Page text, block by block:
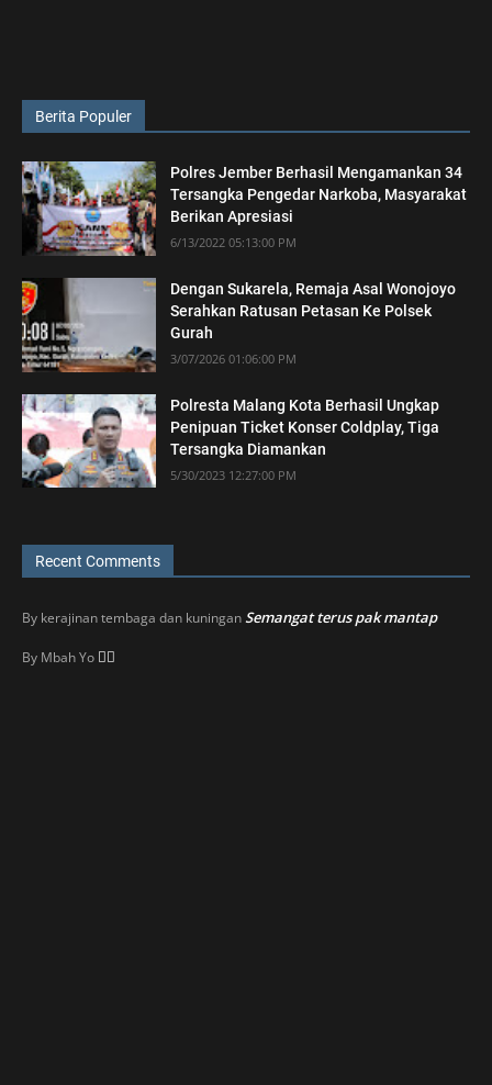
Berita Populer
Polres Jember Berhasil Mengamankan 34
Tersangka Pengedar Narkoba, Masyarakat
Berikan Apresiasi
6/13/2022 05:13:00 PM
Dengan Sukarela, Remaja Asal Wonojoyo
Serahkan Ratusan Petasan Ke Polsek
Gurah
3/07/2026 01:06:00 PM
Polresta Malang Kota Berhasil Ungkap
Penipuan Ticket Konser Coldplay, Tiga
Tersangka Diamankan
5/30/2023 12:27:00 PM
Recent Comments
By kerajinan tembaga dan kuninganSemangat terus pak mantap
By Mbah Yo 👍🏼